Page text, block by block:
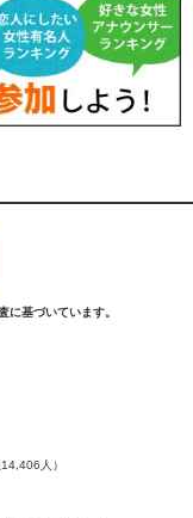
に基づいています。
人）